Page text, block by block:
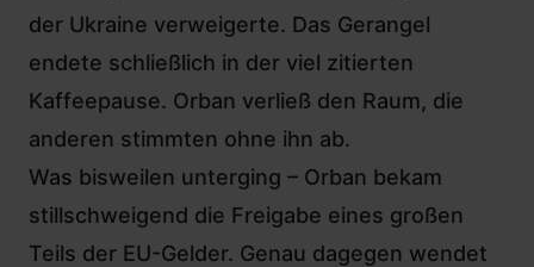
der Ukraine verweigerte. Das Gerangel
endete schließlich in der viel zitierten
Kaffeepause. Orban verließ den Raum, die
anderen stimmten ohne ihn ab.
Was bisweilen unterging – Orban bekam
stillschweigend die Freigabe eines großen
Teils der EU-Gelder. Genau dagegen wendet